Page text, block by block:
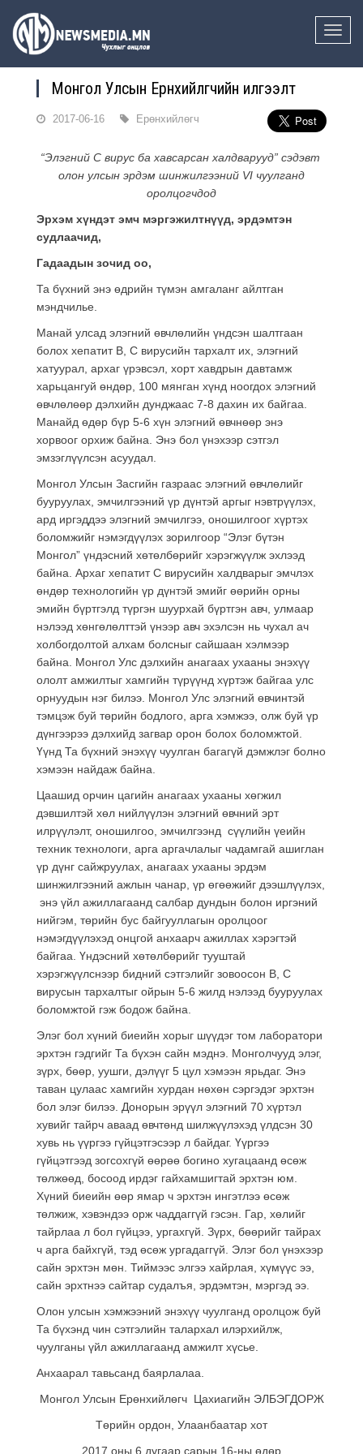
Toggle
Монгол Улсын Ерөнхийлөгчийн илгээлт
2017-06-16 Ерөнхийлөгч
“Элэгний С вирус ба хавсарсан халдварууд” сэдэвт
олон улсын эрдэм шинжилгээний VI чуулганд
оролцогчдод
Эрхэм хүндэт эмч мэргэжилтнүүд, эрдэмтэн
судлаачид,
Гадаадын зочид оо,
Та бүхний энэ өдрийн түмэн амгаланг айлтган
мэндчилье.
Манай улсад элэгний өвчлөлийн үндсэн шалтгаан
болох хепатит В, С вирусийн тархалт их, элэгний
хатуурал, архаг үрэвсэл, хорт хавдрын давтамж
харьцангуй өндөр, 100 мянган хүнд ноогдох элэгний
өвчлөлөөр дэлхийн дунджаас 7-8 дахин их байгаа.
Манайд өдөр бүр 5-6 хүн элэгний өвчнөөр энэ
хорвоог орхиж байна. Энэ бол үнэхээр сэтгэл
эмзэглүүлсэн асуудал.
Монгол Улсын Засгийн газраас элэгний өвчлөлийг
бууруулах, эмчилгээний үр дүнтэй аргыг нэвтрүүлэх,
ард иргэддээ элэгний эмчилгээ, оношилгоог хүртэх
боломжийг нэмэгдүүлэх зорилгоор “Элэг бүтэн
Монгол” үндэсний хөтөлбөрийг хэрэгжүүлж эхлээд
байна. Архаг хепатит С вирусийн халдварыг эмчлэх
өндөр технологийн үр дүнтэй эмийг өөрийн орны
эмийн бүртгэлд түргэн шуурхай бүртгэн авч, улмаар
нэлээд хөнгөлөлттэй үнээр авч эхэлсэн нь чухал ач
холбогдолтой алхам болсныг сайшаан хэлмээр
байна. Монгол Улс дэлхийн анагаах ухааны энэхүү
ололт амжилтыг хамгийн түрүүнд хүртэж байгаа улс
орнуудын нэг билээ. Монгол Улс элэгний өвчинтэй
тэмцэж буй төрийн бодлого, арга хэмжээ, олж буй үр
дүнгээрээ дэлхийд загвар орон болох боломжтой.
Үүнд Та бүхний энэхүү чуулган багагүй дэмжлэг болно
хэмээн найдаж байна.
Цаашид орчин цагийн анагаах ухааны хөгжил
дэвшилтэй хөл нийлүүлэн элэгний өвчний эрт
илрүүлэлт, оношилгоо, эмчилгээнд сүүлийн үеийн
техник технологи, арга аргачлалыг чадамгай ашиглан
үр дүнг сайжруулах, анагаах ухааны эрдэм
шинжилгээний ажлын чанар, үр өгөөжийг дээшлүүлэх,
энэ үйл ажиллагаанд салбар дундын болон иргэний
нийгэм, төрийн бус байгууллагын оролцоог
нэмэгдүүлэхэд онцгой анхаарч ажиллах хэрэгтэй
байгаа. Үндэсний хөтөлбөрийг тууштай
хэрэгжүүлснээр бидний сэтгэлийг зовоосон В, С
вирусын тархалтыг ойрын 5-6 жилд нэлээд бууруулах
боломжтой гэж бодож байна.
Элэг бол хүний биеийн хорыг шүүдэг том лаборатори
эрхтэн гэдгийг Та бүхэн сайн мэднэ. Монголчууд элэг,
зүрх, бөөр, уушги, дэлүүг 5 цул хэмээн ярьдаг. Энэ
таван цулаас хамгийн хурдан нөхөн сэргэдэг эрхтэн
бол элэг билээ. Донорын эрүүл элэгний 70 хүртэл
хувийг тайрч аваад өвчтөнд шилжүүлэхэд үлдсэн 30
хувь нь үүргээ гүйцэтгэсээр л байдаг. Үүргээ
гүйцэтгээд зогсохгүй өөрөө богино хугацаанд өсөж
төлжөөд, босоод ирдэг гайхамшигтай эрхтэн юм.
Хүний биеийн өөр ямар ч эрхтэн ингэтлээ өсөж
төлжиж, хэвэндээ орж чаддаггүй гэсэн. Гар, хөлийг
тайрлаа л бол гүйцээ, ургахгүй. Зүрх, бөөрийг тайрах
ч арга байхгүй, тэд өсөж ургадаггүй. Элэг бол үнэхээр
сайн эрхтэн мөн. Тиймээс элгээ хайрлая, хүмүүс ээ,
сайн эрхтнээ сайтар судалъя, эрдэмтэн, мэргэд ээ.
Олон улсын хэмжээний энэхүү чуулганд оролцож буй
Та бүхэнд чин сэтгэлийн талархал илэрхийлж,
чуулганы үйл ажиллагаанд амжилт хүсье.
Анхаарал тавьсанд баярлалаа.
Монгол Улсын Ерөнхийлөгч Цахиагийн ЭЛБЭГДОРЖ
Төрийн ордон, Улаанбаатар хот
2017 оны 6 дугаар сарын 16-ны өдөр